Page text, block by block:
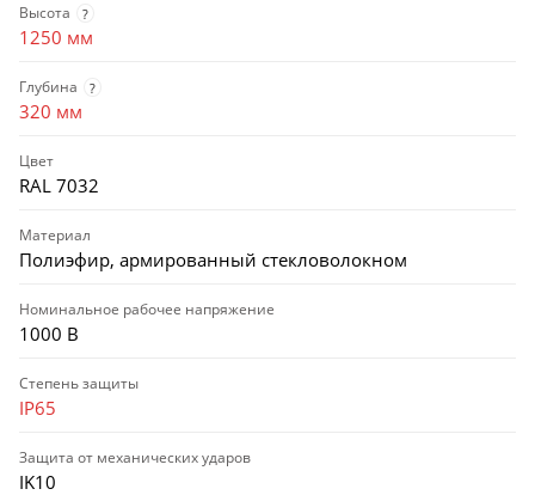
Высота ?
1250 мм
Глубина ?
320 мм
Цвет
RAL 7032
Материал
Полиэфир, армированный стекловолокном
Номинальное рабочее напряжение
1000 В
Степень защиты
IP65
Защита от механических ударов
IK10